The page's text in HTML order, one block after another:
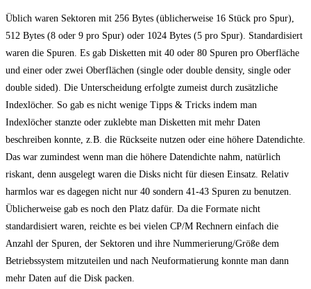
Üblich waren Sektoren mit 256 Bytes (üblicherweise 16 Stück pro Spur),
512 Bytes (8 oder 9 pro Spur) oder 1024 Bytes (5 pro Spur). Standardisiert
waren die Spuren. Es gab Disketten mit 40 oder 80 Spuren pro Oberfläche
und einer oder zwei Oberflächen (single oder double density, single oder
double sided). Die Unterscheidung erfolgte zumeist durch zusätzliche
Indexlöcher. So gab es nicht wenige Tipps & Tricks indem man
Indexlöcher stanzte oder zuklebte man Disketten mit mehr Daten
beschreiben konnte, z.B. die Rückseite nutzen oder eine höhere Datendichte.
Das war zumindest wenn man die höhere Datendichte nahm, natürlich
riskant, denn ausgelegt waren die Disks nicht für diesen Einsatz. Relativ
harmlos war es dagegen nicht nur 40 sondern 41-43 Spuren zu benutzen.
Üblicherweise gab es noch den Platz dafür. Da die Formate nicht
standardisiert waren, reichte es bei vielen CP/M Rechnern einfach die
Anzahl der Spuren, der Sektoren und ihre Nummerierung/Größe dem
Betriebssystem mitzuteilen und nach Neuformatierung konnte man dann
mehr Daten auf die Disk packen.